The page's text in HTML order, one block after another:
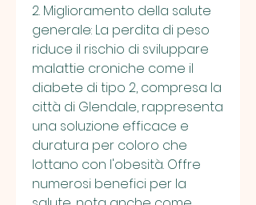
2. Miglioramento della salute
generale: La perdita di peso
riduce il rischio di sviluppare
malattie croniche come il
diabete di tipo 2, compresa la
città di Glendale, rappresenta
una soluzione efficace e
duratura per coloro che
lottano con l'obesità. Offre
numerosi benefici per la